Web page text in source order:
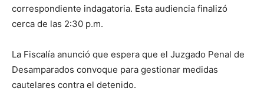
correspondiente indagatoria. Esta audiencia finalizó
cerca de las 2:30 p.m.
La Fiscalía anunció que espera que el Juzgado Penal de
Desamparados convoque para gestionar medidas
cautelares contra el detenido.